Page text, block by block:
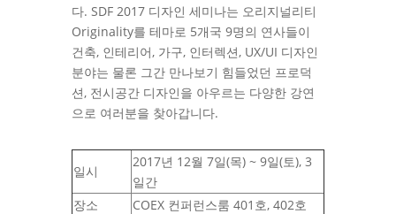
다. SDF 2017 디자인 세미나는 오리지널리티
Originality를 테마로 5개국 9명의 연사들이
건축, 인테리어, 가구, 인터렉션, UX/UI 디자인
분야는 물론 그간 만나보기 힘들었던 프로덕
션, 전시공간 디자인을 아우르는 다양한 강연
으로 여러분을 찾아갑니다.
일시
2017년 12월 7일(목) ~ 9일(토), 3
일간
장소
COEX 컨퍼런스룸 401호, 402호